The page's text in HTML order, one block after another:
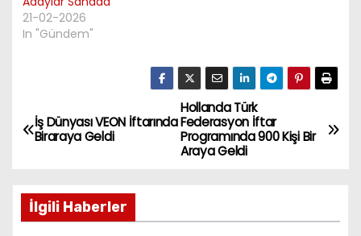
21-02-2026
In "Gündem"
P
o
t
Hollanda Türk
Federasyon İftar
Programında 900 Kişi Bir
Araya Geldi
İş Dünyası VEON İftarında
Biraraya Geldi
İlgili Haberler